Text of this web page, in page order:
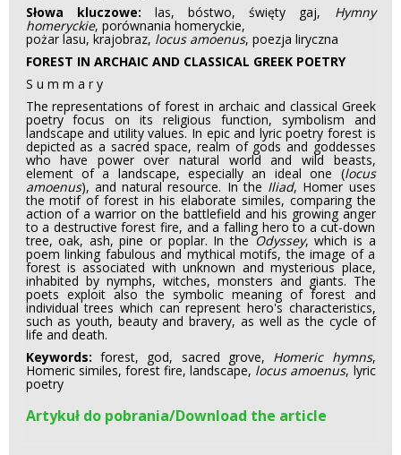
Słowa kluczowe: las, bóstwo, święty gaj, Hymny
homeryckie, porównania homeryckie,
pożar lasu, krajobraz, locus amoenus, poezja liryczna
FOREST IN ARCHAIC AND CLASSICAL GREEK POETRY
S u m m a r y
The representations of forest in archaic and classical Greek
poetry focus on its religious function, symbolism and
landscape and utility values. In epic and lyric poetry forest is
depicted as a sacred space, realm of gods and goddesses
who have power over natural world and wild beasts,
element of a landscape, especially an ideal one (locus
amoenus), and natural resource. In the Iliad, Homer uses
the motif of forest in his elaborate similes, comparing the
action of a warrior on the battlefield and his growing anger
to a destructive forest fire, and a falling hero to a cut-down
tree, oak, ash, pine or poplar. In theOdyssey, which is a
poem linking fabulous and mythical motifs, the image of a
forest is associated with unknown and mysterious place,
inhabited by nymphs, witches, monsters and giants. The
poets exploit also the symbolic meaning of forest and
individual trees which can represent hero's characteristics,
such as youth, beauty and bravery, as well as the cycle of
life and death.
Keywords: forest, god, sacred grove, Homeric hymns,
Homeric similes, forest fire, landscape, locus amoenus, lyric
poetry
Artykuł do pobrania/Download the article